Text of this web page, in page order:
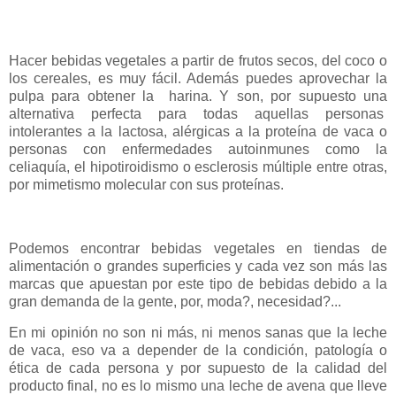
Hacer bebidas vegetales a partir de frutos secos, del coco o
los cereales, es muy fácil. Además puedes aprovechar la
pulpa para obtener la harina.Y son, por supuesto una
alternativa perfecta para todas aquellas personas
intolerantes a la lactosa, alérgicas a la proteína de vaca o
personas con enfermedades autoinmunes como la
celiaquía, el hipotiroidismo o esclerosis múltiple entre otras,
por mimetismo molecular con sus proteínas.
Podemos encontrar bebidas vegetales en tiendas de
alimentación o grandes superficies y cada vez son más las
marcas que apuestan por este tipo de bebidas debido a la
gran demanda de la gente, por, moda?, necesidad?...
En mi opinión no son ni más, ni menos sanas que la leche
de vaca, eso va a depender de la condición, patología o
ética de cada persona y por supuesto de la calidad del
producto final, no es lo mismo una leche de avena que lleve